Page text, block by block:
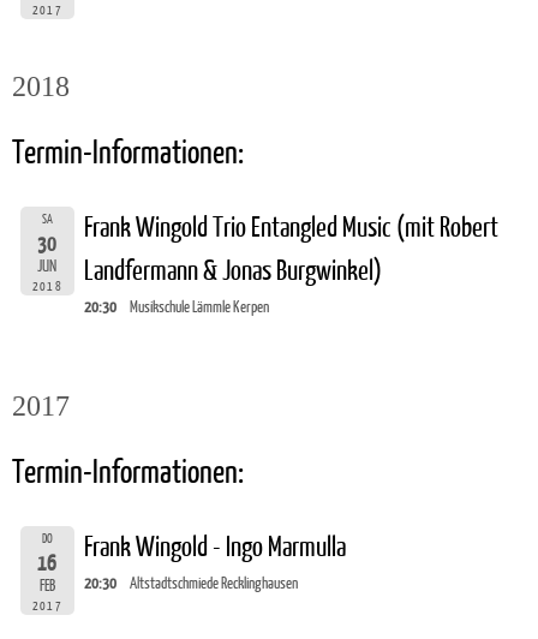
2017
2018
Termin-Informationen:
SA
30
JUN
2018
Frank Wingold Trio Entangled Music (mit Robert
Landfermann & Jonas Burgwinkel)
20:30 Musikschule Lämmle Kerpen
2017
Termin-Informationen:
DO
16
FEB
2017
Frank Wingold - Ingo Marmulla
20:30 Altstadtschmiede Recklinghausen